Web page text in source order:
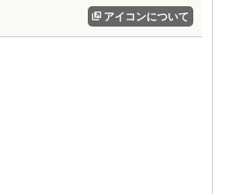
アイコンについて